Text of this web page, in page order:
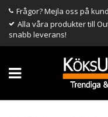
Frågor? Mejla oss på
Alla våra produkter till
snabb leverans!